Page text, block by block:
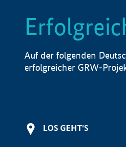
Auf der folgenden
erfolgreicher GRW-
LOS GEHT'S